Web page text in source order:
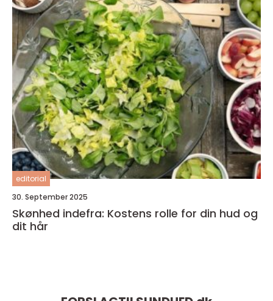
editorial
30. September 2025
Skønhed indefra: Kostens rolle for din hud og
dit hår